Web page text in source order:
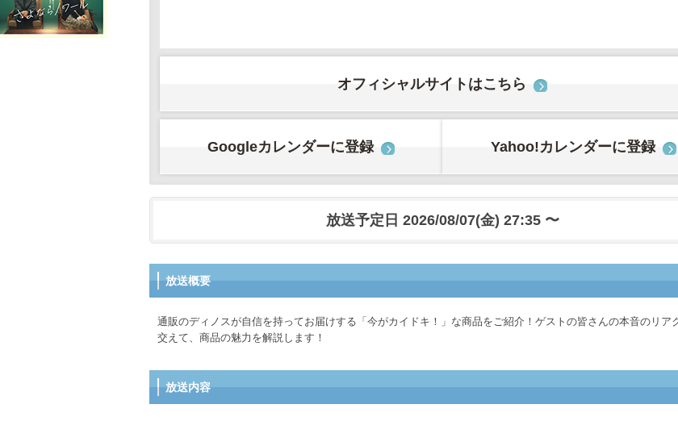
オフィシャルサイトはこちら
Googleカレンダーに登録 Yahoo!カレンダーに登録
放送予定日 2026/08/07(金) 27:35 〜
放送概要
通販のディノスが自信を持ってお届けする「今がカイドキ！」な商品をご紹介！ゲストの皆さんの本音のリア
交えて、商品の魅力を解説します！
放送内容